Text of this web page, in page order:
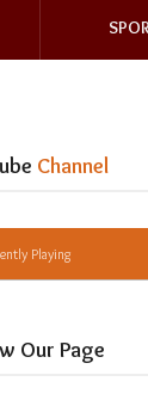
Channel
Playing
Our Page